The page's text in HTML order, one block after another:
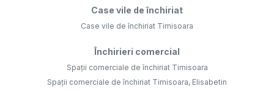
Case vile de închiriat
Case vile de închiriat Timisoara
Închirieri comercial
Spații comerciale de închiriat Timisoara
Spații comerciale de închiriat Timisoara, Elisabetin